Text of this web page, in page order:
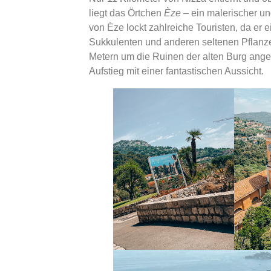
liegt das Örtchen Èze – ein malerischer
von Èze lockt zahlreiche Touristen, da er
Sukkulenten und anderen seltenen
Metern um die Ruinen der alten Burg
Aufstieg mit einer fantastischen Aussicht.